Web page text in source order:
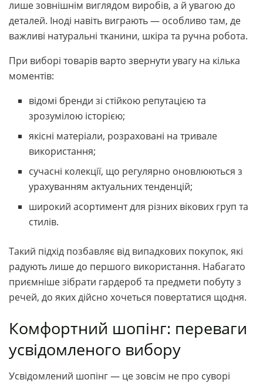
лише зовнішнім виглядом виробів, а й увагою до
деталей. Іноді навіть виграють — особливо там, де
важливі натуральні тканини, шкіра та ручна робота.
При виборі товарів варто звернути увагу на кілька
моментів:
відомі бренди зі стійкою репутацією та
зрозумілою історією;
якісні матеріали, розраховані на тривале
використання;
сучасні колекції, що регулярно оновлюються з
урахуванням актуальних тенденцій;
широкий асортимент для різних вікових груп та
стилів.
Такий підхід позбавляє від випадкових покупок, які
радують лише до першого використання. Набагато
приємніше зібрати гардероб та предмети побуту з
речей, до яких дійсно хочеться повертатися щодня.
Комфортний шопінг: переваги
усвідомленого вибору
Усвідомлений шопінг — це зовсім не про суворі